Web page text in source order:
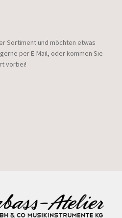
Sortiment und möchten etwas
per E-Mail, oder kommen Sie
vorbei!